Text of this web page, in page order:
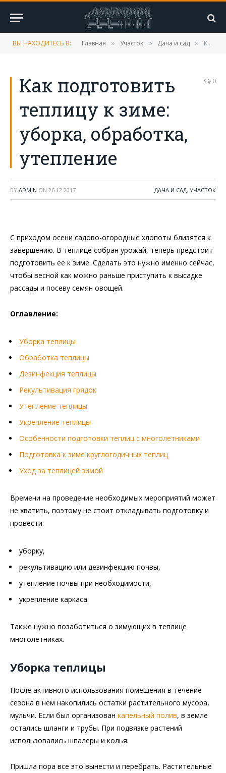
ВЫ НАХОДИТЕСЬ В: Главная » Участок » Дача и сад » Как подготовить теплицу к зиме: уборка, обработка, утепление
Как подготовить
теплицу к зиме:
уборка, обработка,
утепление
0
BY ADMIN ON 26.12.2017 ДАЧА И САД, УЧАСТОК
С приходом осени садово-огородные хлопоты близятся к
завершению. В теплице собран урожай, теперь предстоит
подготовить ее к зиме. Сделать это нужно именно сейчас,
чтобы весной как можно раньше приступить к высадке
рассады и посеву семян овощей.
Оглавление:
Уборка теплицы
Обработка теплицы
Дезинфекция теплицы
Рекультивация грядок
Утепление теплицы
Укрепление теплицы
Особенности подготовки теплиц с многолетниками
Подготовка к зиме круглогодичных теплиц
Уход за теплицей зимой
Времени на проведение необходимых мероприятий может
не хватить, поэтому не стоит откладывать подготовку и
провести:
уборку,
рекультивацию или дезинфекцию почвы,
утепление почвы при необходимости,
укрепление каркаса.
Также нужно позаботиться о зимующих в теплице
многолетниках.
Уборка теплицы
После активного использования помещения в течение
сезона в нем накопились остатки растительного мусора,
мульчи. Если был организован капельный полив, в земле
остались шланги и трубы. При подвязке растений
использовались шпалеры и колья.
Пришла пора все это вынести и перебрать. Растительные